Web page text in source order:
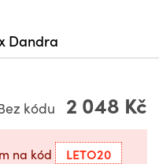
Dandra
kódu 2 048 Kč
na kód LETO20